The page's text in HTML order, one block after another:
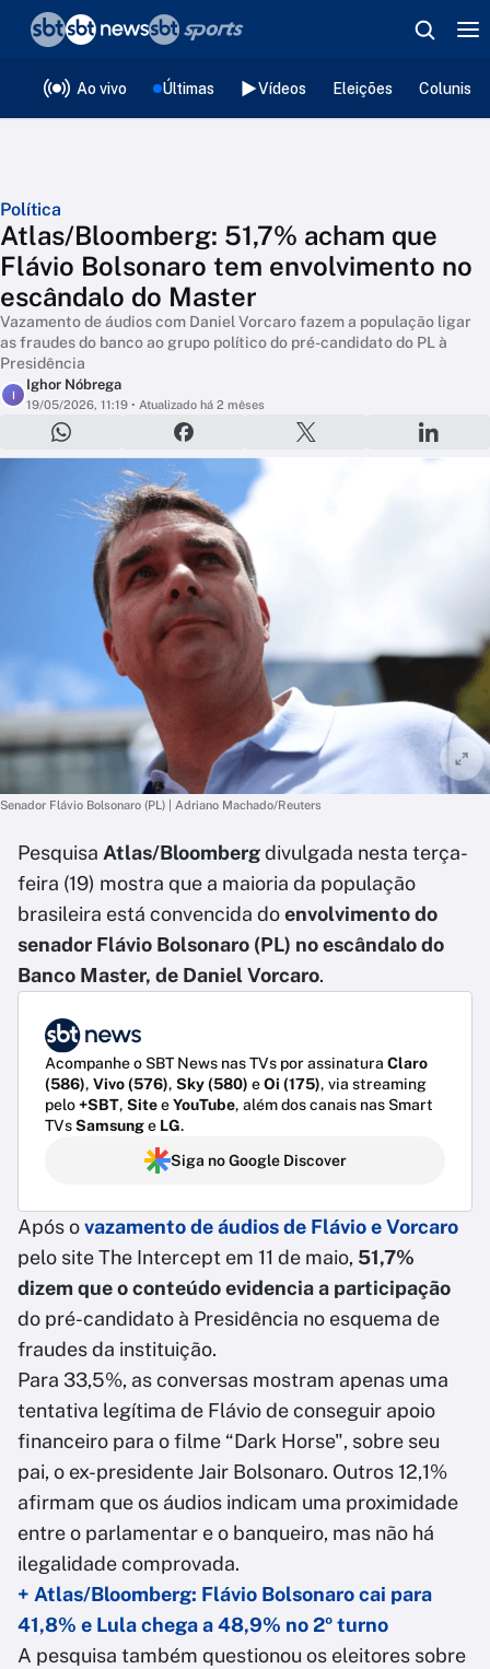
Ao vivo Últimas Vídeos Eleições
Política
Atlas/Bloomberg: 51,7% acham que
Flávio Bolsonaro tem envolvimento no
escândalo do Master
Vazamento de áudios com Daniel Vorcaro fazem a população ligar
as fraudes do banco ao grupo político do pré-candidato do PL à
Presidência
I
Ighor Nóbrega
19/05/2026, 11:19 • Atualizado há 2 mêses
Senador Flávio Bolsonaro (PL) | Adriano Machado/Reuters
Pesquisa Atlas/Bloombergdivulgada nesta terça-
feira (19) mostra que a maioria da população
brasileira está convencida doenvolvimento do
senador Flávio Bolsonaro (PL) no escândalo do
Banco Master, de Daniel Vorcaro.
Acompanhe o SBT News nas TVs por assinatura Claro
(586), Vivo (576), Sky (580) eOi (175), via streaming
pelo+SBT, SiteeYouTube, além dos canais nas Smart
TVsSamsunge LG.
Siga no Google Discover
Após ovazamento de áudios de Flávio e Vorcaro
pelo site The Intercept em 11 de maio, 51,7%
dizem que o conteúdo evidencia a participação
do pré-candidato à Presidência no esquema de
fraudes da instituição.
Para 33,5%, as conversas mostram apenas uma
tentativa legítima de Flávio de conseguir apoio
financeiro para o filme “Dark Horse", sobre seu
pai, o ex-presidente Jair Bolsonaro. Outros 12,1%
afirmam que os áudios indicam uma proximidade
entre o parlamentar e o banqueiro, mas não há
ilegalidade comprovada.
+ Atlas/Bloomberg: Flávio Bolsonaro cai para
41,8% e Lula chega a 48,9% no 2º turno
A pesquisa também questionou os eleitores sobre
❮voltar
Editorias